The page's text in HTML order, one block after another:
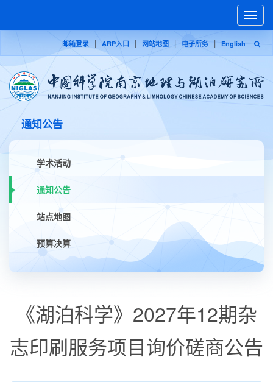
邮箱登录 | ARP入口 | 网站地图 | 电子所务 | English
Toggle
通知公告
学术活动
通知公告
站点地图
预算决算
《湖泊科学》2027年12期杂
志印刷服务项目询价磋商公告